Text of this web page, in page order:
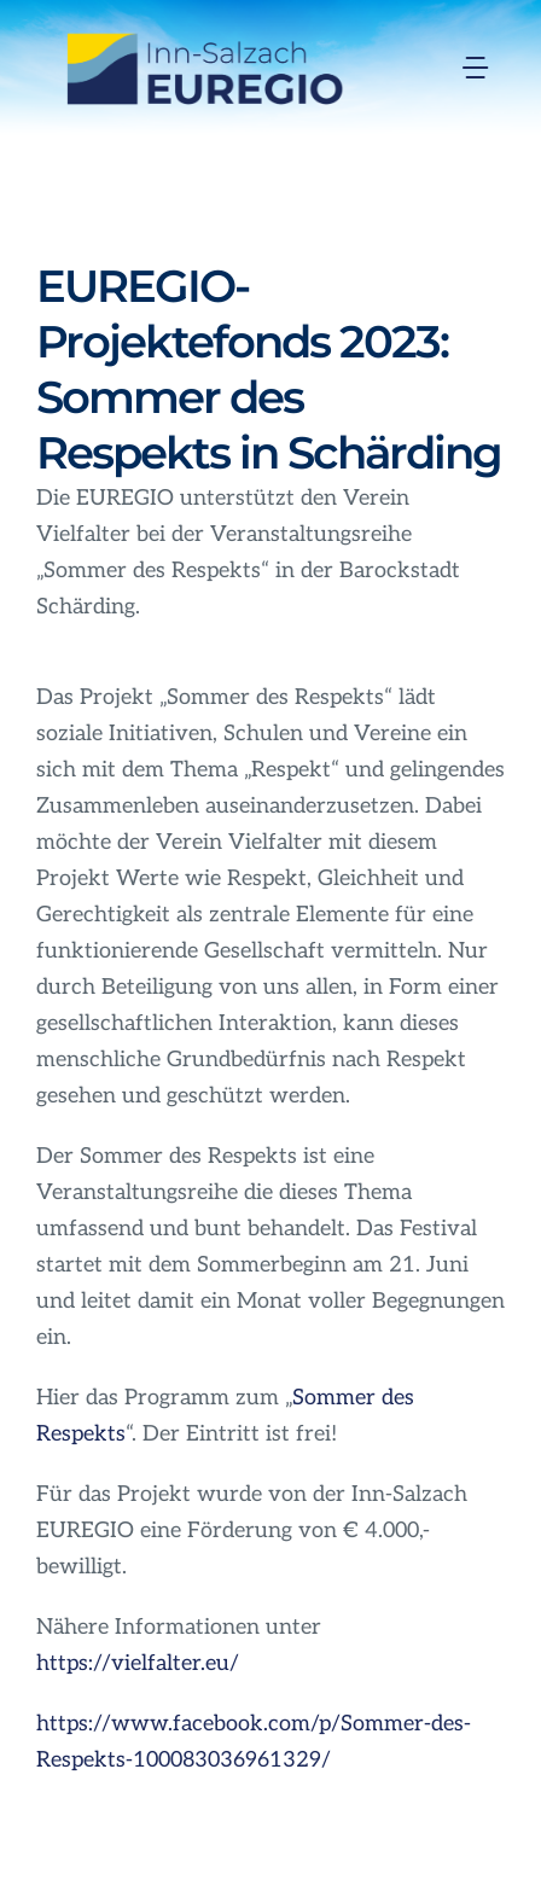
Zum
Inhalt
springen
Förderungen
Organisation
Infos
EUREGIO-
Projektefonds 2023:
Sommer des
Respekts in Schärding
Die EUREGIO unterstützt den Verein
Vielfalter bei der Veranstaltungsreihe
„Sommer des Respekts“ in der Barockstadt
Schärding.
Das Projekt „Sommer des Respekts“ lädt
soziale Initiativen, Schulen und Vereine ein
sich mit dem Thema „Respekt“ und gelingendes
Zusammenleben auseinanderzusetzen. Dabei
möchte der Verein Vielfalter mit diesem
Projekt Werte wie Respekt, Gleichheit und
Gerechtigkeit als zentrale Elemente für eine
funktionierende Gesellschaft vermitteln. Nur
durch Beteiligung von uns allen, in Form einer
gesellschaftlichen Interaktion, kann dieses
menschliche Grundbedürfnis nach Respekt
gesehen und geschützt werden.
Der Sommer des Respekts ist eine
Veranstaltungsreihe die dieses Thema
umfassend und bunt behandelt. Das Festival
startet mit dem Sommerbeginn am 21. Juni
und leitet damit ein Monat voller Begegnungen
ein.
Hier das Programm zum „Sommer des
Respekts“. Der Eintritt ist frei!
Für das Projekt wurde von der Inn-Salzach
EUREGIO eine Förderung von € 4.000,-
bewilligt.
Nähere Informationen unter
https://vielfalter.eu/
https://www.facebook.com/p/Sommer-des-
Respekts-100083036961329/